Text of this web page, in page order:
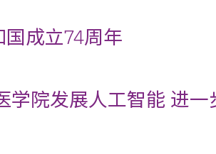
成立74周年
学院发展人工智能 进一